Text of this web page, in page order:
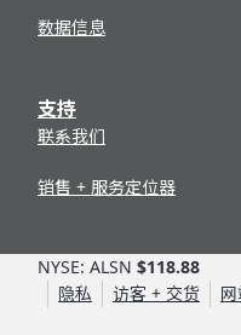
可按序列号、总成号或详
搜索制造/装运和保修信
息和对变速箱执行的保修
数据信息
支持
联系我们
销售 + 服务定位器
NYSE: ALSN $118.88
隐私
访客 + 交货